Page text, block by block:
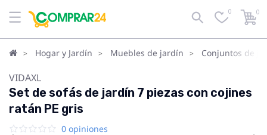
0 0
Hogar y Jardín Muebles de jardín Conjuntos de
VIDAXL
Set de sofás de jardín 7 piezas con cojines
ratán PE gris
0 opiniones